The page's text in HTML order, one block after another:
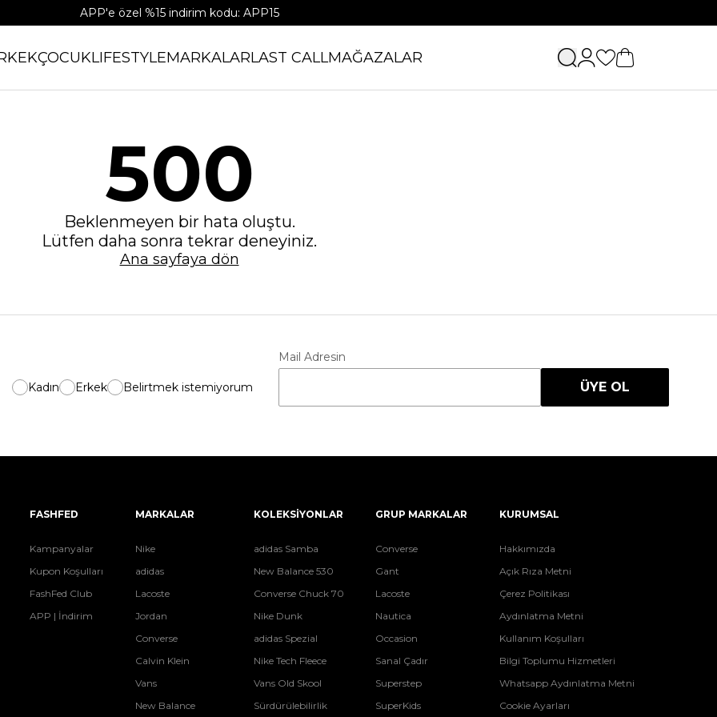
APP'e özel %15 indirim kodu: APP15
ÇOCUKLIFESTYLEMARKALARLAST CALLMAĞAZALAR
500
Beklenmeyen bir hata oluştu.
Lütfen daha sonra tekrar deneyiniz.
Ana sayfaya dön
Kadın Erkek Belirtmek istemiyorum
Mail Adresin
ÜYE OL
FASHFED
Kampanyalar
Kupon Koşulları
FashFed Club
APP | İndirim
MARKALAR
Nike
adidas
Lacoste
Jordan
Converse
Calvin Klein
Vans
New Balance
KOLEKSİYONLAR
adidas Samba
New Balance 530
Converse Chuck 70
Nike Dunk
adidas Spezial
Nike Tech Fleece
Vans Old Skool
Sürdürülebilirlik
GRUP MARKALAR
Converse
Gant
Lacoste
Nautica
Occasion
Sanal Çadır
Superstep
SuperKids
KURUMSAL
Hakkımızda
Açık Rıza Metni
Çerez Politikası
Aydınlatma Metni
Kullanım Koşulları
Bilgi Toplumu Hizmetleri
Whatsapp Aydınlatma Metni
Cookie Ayarları